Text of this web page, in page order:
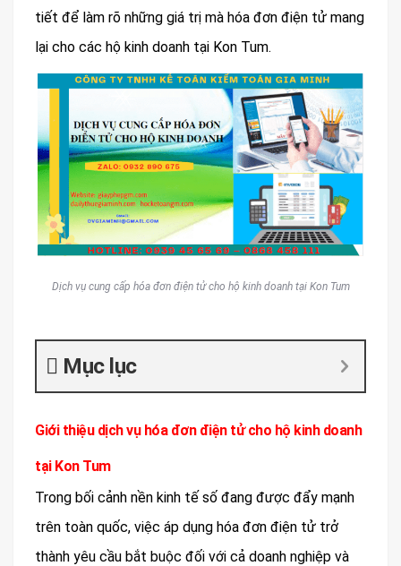
tiết để làm rõ những giá trị mà hóa đơn điện tử mang
lại cho các hộ kinh doanh tại Kon Tum.
Dịch vụ cung cấp hóa đơn điện tử cho hộ kinh doanh tại Kon Tum
Mục lục
Giới thiệu dịch vụ hóa đơn điện tử cho hộ kinh doanh
tại Kon Tum
Trong bối cảnh nền kinh tế số đang được đẩy mạnh
trên toàn quốc, việc áp dụng hóa đơn điện tử trở
thành yêu cầu bắt buộc đối với cả doanh nghiệp và